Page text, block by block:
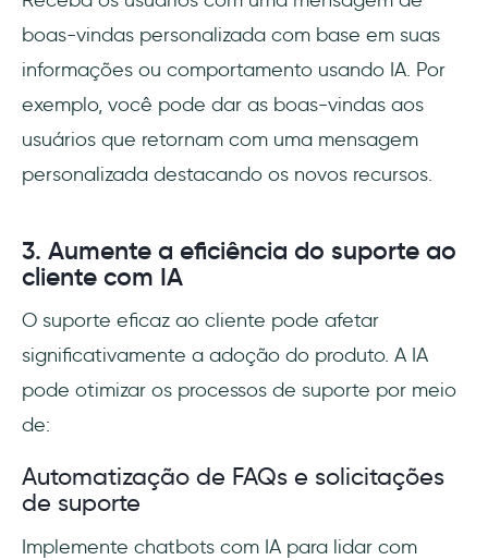
boas-vindas personalizada com base em suas
informações ou comportamento usando IA. Por
exemplo, você pode dar as boas-vindas aos
usuários que retornam com uma mensagem
personalizada destacando os novos recursos.
3. Aumente a eficiência do suporte ao
cliente com IA
O suporte eficaz ao cliente pode afetar
significativamente a adoção do produto. A IA
pode otimizar os processos de suporte por meio
de:
Automatização de FAQs e solicitações
de suporte
Implemente chatbots com IA para lidar com